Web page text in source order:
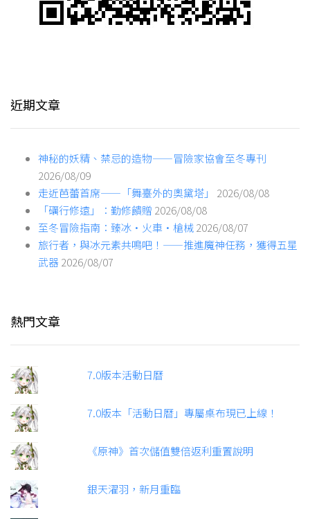
近期文章
神秘的妖精、禁忌的造物——冒險家協會至冬專刊
2026/08/09
走近芭蕾首席——「舞臺外的奧黛塔」
2026/08/08
「礪行修遠」：勤修饋贈 2026/08/08
至冬冒險指南：臻冰·火車·槍械2026/08/07
旅行者，與冰元素共鳴吧！——推進魔神任務，獲得五星
武器2026/08/07
熱門文章
7.0版本活動日曆
7.0版本「活動日曆」專屬桌布現已上線！
《原神》首次儲值雙倍返利重置說明
銀天濯羽，新月重臨